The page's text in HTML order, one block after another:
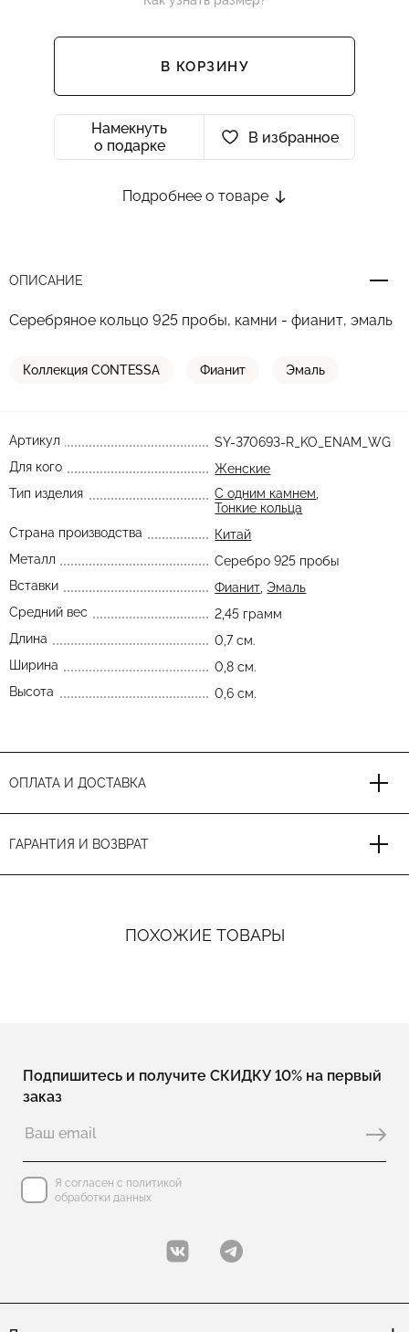
В КОРЗИНУ
Намекнуть
о подарке
В избранное
Подробнее о товаре
ОПИСАНИЕ
Серебряное кольцо 925 пробы, камни - фианит, эмаль
Коллекция CONTESSA Фианит Эмаль
Артикул
SY-370693-R_KO_ENAM_WG
Для кого
Женские
Тип изделия
С одним камнем
Тонкие кольца
Страна производства
Китай
Металл
Серебро 925 пробы
Вставки
Фианит Эмаль
Средний вес
2,45 грамм
Длина
0,7 см.
Ширина
0,8 см.
Высота
0,6 см.
ОПЛАТА И ДОСТАВКА
ГАРАНТИЯ И ВОЗВРАТ
ПОХОЖИЕ ТОВАРЫ
Подпишитесь и получите СКИДКУ 10% на первый
заказ
Я согласен с политикой
обработки данных